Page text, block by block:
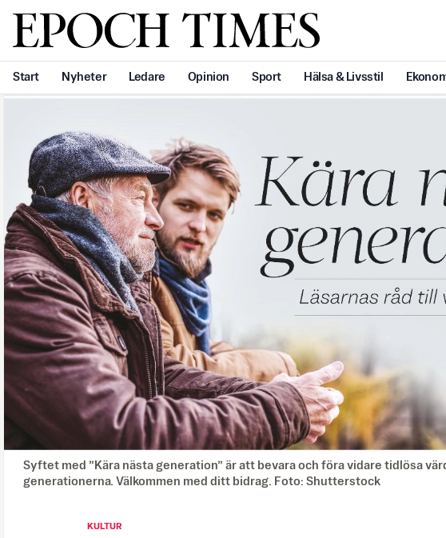
Svenska Epoch Times
Start Nyheter Ledare Opinion Sport Hälsa & Livsstil
Syftet med ”Kära nästa generation” är att bevara och föra vidare tidlösa
generationerna. Välkommen med ditt bidrag. Foto: Shutterstock
KULTUR